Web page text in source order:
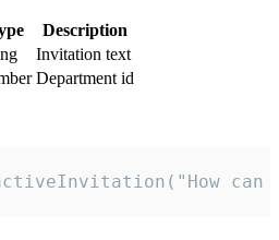
Description
Invitation text
Department id